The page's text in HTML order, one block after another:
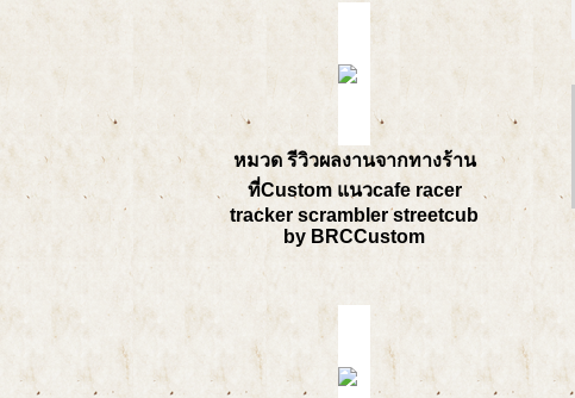
หมวด รีวิวผลงานจากทางร้าน
ที่Custom แนวcafe racer
tracker scrambler streetcub
by BRCCustom